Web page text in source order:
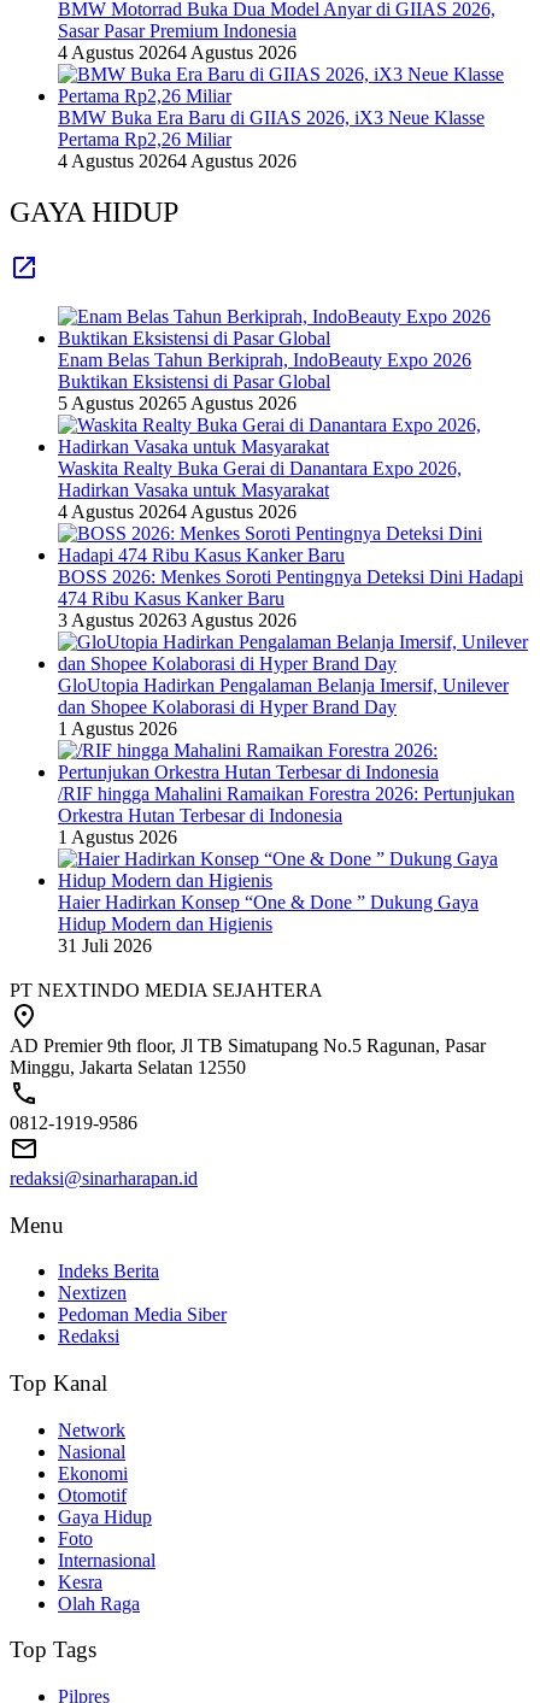
BMW Motorrad Buka Dua Model Anyar di GIIAS 2026,
Sasar Pasar Premium Indonesia
4 Agustus 20264 Agustus 2026
BMW Buka Era Baru di GIIAS 2026, iX3 Neue Klasse
Pertama Rp2,26 Miliar
4 Agustus 20264 Agustus 2026
GAYA HIDUP
Enam Belas Tahun Berkiprah, IndoBeauty Expo 2026
Buktikan Eksistensi di Pasar Global
5 Agustus 20265 Agustus 2026
Waskita Realty Buka Gerai di Danantara Expo 2026,
Hadirkan Vasaka untuk Masyarakat
4 Agustus 20264 Agustus 2026
BOSS 2026: Menkes Soroti Pentingnya Deteksi Dini Hadapi
474 Ribu Kasus Kanker Baru
3 Agustus 20263 Agustus 2026
GloUtopia Hadirkan Pengalaman Belanja Imersif, Unilever
dan Shopee Kolaborasi di Hyper Brand Day
1 Agustus 2026
/RIF hingga Mahalini Ramaikan Forestra 2026: Pertunjukan
Orkestra Hutan Terbesar di Indonesia
1 Agustus 2026
Haier Hadirkan Konsep “One & Done ” Dukung Gaya
Hidup Modern dan Higienis
31 Juli 2026
PT NEXTINDO MEDIA SEJAHTERA
AD Premier 9th floor, Jl TB Simatupang No.5 Ragunan, Pasar
Minggu, Jakarta Selatan 12550
0812-1919-9586
redaksi@sinarharapan.id
Menu
Indeks Berita
Nextizen
Pedoman Media Siber
Redaksi
Top Kanal
Network
Nasional
Ekonomi
Otomotif
Gaya Hidup
Foto
Internasional
Kesra
Olah Raga
Top Tags
Pilpres